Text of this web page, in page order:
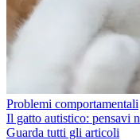
Problemi comportamentali
Il gatto autistico: pensavi
Guarda tutti gli articoli